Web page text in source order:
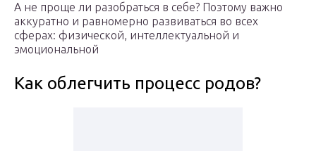
А не проще ли разобраться в себе? Поэтому важно
аккуратно и равномерно развиваться во всех
сферах: физической, интеллектуальной и
эмоциональной
Как облегчить процесс родов?